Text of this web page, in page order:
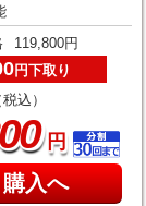
119,800円
円下取り
込）
円
入へ